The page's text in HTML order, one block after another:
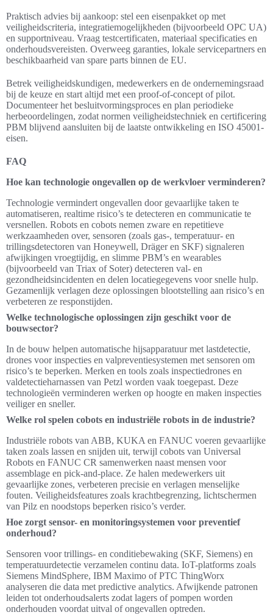
Praktisch advies bij aankoop: stel een eisenpakket op met
veiligheidscriteria, integratiemogelijkheden (bijvoorbeeld OPC UA)
en supportniveau. Vraag testcertificaten, materiaal specificaties en
onderhoudsvereisten. Overweeg garanties, lokale servicepartners en
beschikbaarheid van spare parts binnen de EU.
Betrek veiligheidskundigen, medewerkers en de ondernemingsraad
bij de keuze en start altijd met een proof-of-concept of pilot.
Documenteer het besluitvormingsproces en plan periodieke
herbeoordelingen, zodat normen veiligheidstechniek en certificering
PBM blijvend aansluiten bij de laatste ontwikkeling en ISO 45001-
eisen.
FAQ
Hoe kan technologie ongevallen op de werkvloer verminderen?
Technologie vermindert ongevallen door gevaarlijke taken te
automatiseren, realtime risico’s te detecteren en communicatie te
versnellen. Robots en cobots nemen zware en repetitieve
werkzaamheden over, sensoren (zoals gas-, temperatuur- en
trillingsdetectoren van Honeywell, Dräger en SKF) signaleren
afwijkingen vroegtijdig, en slimme PBM’s en wearables
(bijvoorbeeld van Triax of Soter) detecteren val- en
gezondheidsincidenten en delen locatiegegevens voor snelle hulp.
Gezamenlijk verlagen deze oplossingen blootstelling aan risico’s en
verbeteren ze responstijden.
Welke technologische oplossingen zijn geschikt voor de
bouwsector?
In de bouw helpen automatische hijsapparatuur met lastdetectie,
drones voor inspecties en valpreventiesystemen met sensoren om
risico’s te beperken. Merken en tools zoals inspectiedrones en
valdetectieharnassen van Petzl worden vaak toegepast. Deze
technologieën verminderen werken op hoogte en maken inspecties
veiliger en sneller.
Welke rol spelen cobots en industriële robots in de industrie?
Industriële robots van ABB, KUKA en FANUC voeren gevaarlijke
taken zoals lassen en snijden uit, terwijl cobots van Universal
Robots en FANUC CR samenwerken naast mensen voor
assemblage en pick-and-place. Ze halen medewerkers uit
gevaarlijke zones, verbeteren precisie en verlagen menselijke
fouten. Veiligheidsfeatures zoals krachtbegrenzing, lichtschermen
van Pilz en noodstops beperken risico’s verder.
Hoe zorgt sensor- en monitoringsystemen voor preventief
onderhoud?
Sensoren voor trillings- en conditiebewaking (SKF, Siemens) en
temperatuurdetectie verzamelen continu data. IoT-platforms zoals
Siemens MindSphere, IBM Maximo of PTC ThingWorx
analyseren die data met predictive analytics. Afwijkende patronen
leiden tot onderhoudsalerts zodat lagers of pompen worden
onderhouden voordat uitval of ongevallen optreden.